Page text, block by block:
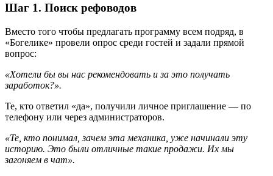
Шаг 1. Поиск рефоводов
Вместо того чтобы предлагать программу всем подряд, в
«Богелике» провели опрос среди гостей и задали прямой
вопрос:
«Хотели бы вы нас рекомендовать и за это получать
заработок?».
Те, кто ответил «да», получили личное приглашение — по
телефону или через администраторов.
«Те, кто понимал, зачем эта механика, уже начинали эту
историю. Это были отличные такие продажи. Их мы
загоняем в чат».